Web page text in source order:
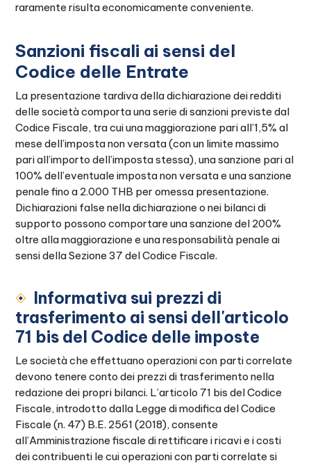
raramente risulta economicamente conveniente.
Sanzioni fiscali ai sensi del
Codice delle Entrate
La presentazione tardiva della dichiarazione dei redditi
delle società comporta una serie di sanzioni previste dal
Codice Fiscale, tra cui una maggiorazione pari all’1,5% al
mese dell’imposta non versata (con un limite massimo
pari all’importo dell’imposta stessa), una sanzione pari al
100% dell’eventuale imposta non versata e una sanzione
penale fino a 2.000 THB per omessa presentazione.
Dichiarazioni false nella dichiarazione o nei bilanci di
supporto possono comportare una sanzione del 200%
oltre alla maggiorazione e una responsabilità penale ai
sensi della Sezione 37 del Codice Fiscale.
Informativa sui prezzi di
trasferimento ai sensi dell'articolo
71 bis del Codice delle imposte
Le società che effettuano operazioni con parti correlate
devono tenere conto dei prezzi di trasferimento nella
redazione dei propri bilanci. L’articolo 71 bis del Codice
Fiscale, introdotto dalla Legge di modifica del Codice
Fiscale (n. 47) B.E. 2561 (2018), consente
all’Amministrazione fiscale di rettificare i ricavi e i costi
dei contribuenti le cui operazioni con parti correlate si